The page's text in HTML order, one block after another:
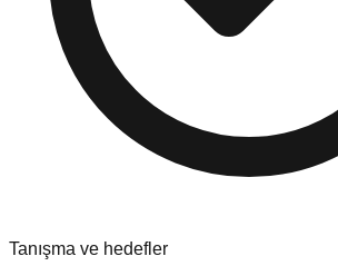
Tanışma ve hedefler